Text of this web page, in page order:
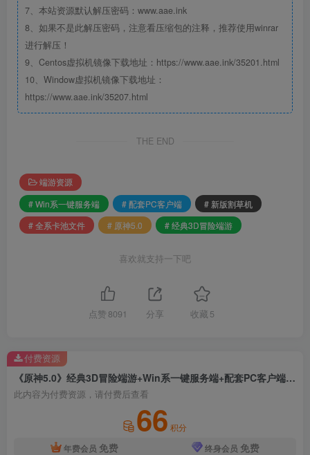
7、本站资源默认解压密码：www.aae.ink
8、如果不是此解压密码，注意看压缩包的注释，推荐使用winrar
进行解压！
9、Centos虚拟机镜像下载地址：https://www.aae.ink/35201.html
10、Window虚拟机镜像下载地址：
https://www.aae.ink/35207.html
THE END
端游资源
# Win系一键服务端
# 配套PC客户端
# 新版割草机
# 全系卡池文件
# 原神5.0 # 经典3D冒险端游
喜欢就支持一下吧
点赞 8091 分享 收藏 5
《原神5.0》经典3D冒险端游+Win系一键服务端+配套PC客户端+新版割草机+全系卡池文件
此内容为付费资源，请付费后查看
66 积分
年费会员 免费 终身会员 免费
付费资源